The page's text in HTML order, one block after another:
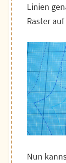
Linien
Raster
Nun